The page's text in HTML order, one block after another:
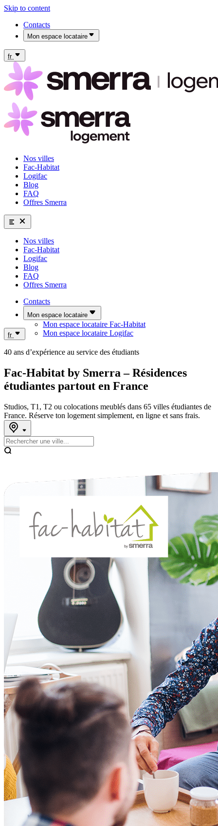
Skip to content
Contacts
Mon espace locataire
fr
Nos villes
Fac-Habitat
Logifac
Blog
FAQ
Offres Smerra
Nos villes
Fac-Habitat
Logifac
Blog
FAQ
Offres Smerra
Contacts
Mon espace locataire
Mon espace locataire Fac-Habitat
Mon espace locataire Logifac
fr
40 ans d’expérience au service des étudiants
Fac-Habitat by Smerra – Résidences
étudiantes partout en France
Studios, T1, T2 ou colocations meublés dans 65 villes étudiantes de
France. Réserve ton logement simplement, en ligne et sans frais.